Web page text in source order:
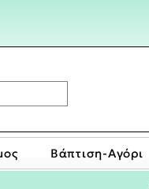
Βάπτιση-Αγόρι